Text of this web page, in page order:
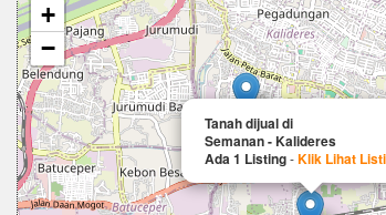
Tanah dijual di
Semanan - Kalideres
Ada 1 Listing-Klik Lihat
+
−